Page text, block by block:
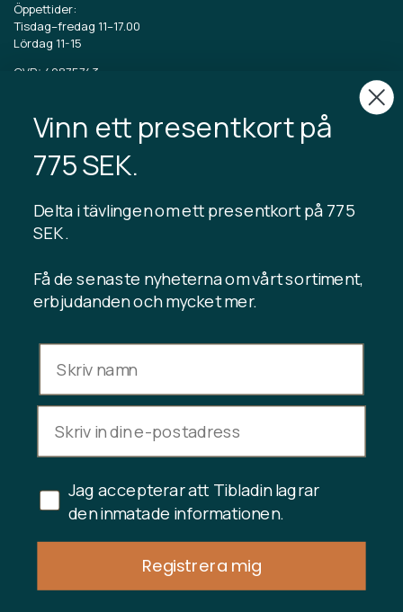
Öppettider:
Tisdag–fredag 11–17.00
Lördag 11-15
CVR: 40875743
TIBLADIN
Om Tibladin
Blogg
Registrera kundklubb
Kontakta oss
INFORMATION
Integritetspolicy
Copyright © 2024 Tibladin – Alla rättigheter reserverade
Vinn ett presentkort på
775 SEK.
Delta i tävlingen om ett presentkort på 775
SEK .
Få de senaste nyheterna om vårt sortiment,
erbjudanden och mycket mer.
Jag accepterar att Tibladin lagrar
den inmatade informationen.
Registrera mig